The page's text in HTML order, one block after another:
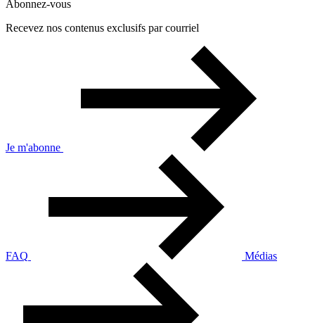
Abonnez-vous
Recevez nos contenus exclusifs par courriel
Je m'abonne
FAQ Médias